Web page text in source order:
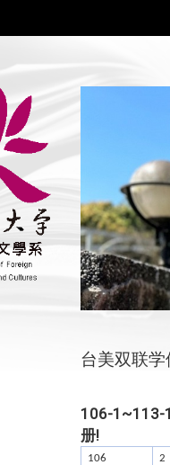
台美双联学
106-1~113-
册!
106 2